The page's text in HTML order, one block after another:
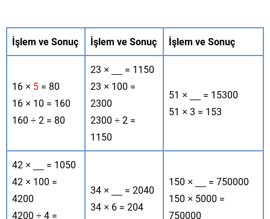
İşlem ve Sonuç İşlem ve Sonuç İşlem ve Sonuç
16 × 5 = 80
16 × 10 = 160
160 ÷ 2 = 80
23 × __ = 1150
23 × 100 =
2300
2300 ÷ 2 =
1150
51 × __ = 15300
51 × 3 = 153
42 × __ = 1050
42 × 100 =
4200
4200 ÷ 4 =
34 × __ = 2040
34 × 6 = 204
150 × __ = 750000
150 × 5000 =
750000